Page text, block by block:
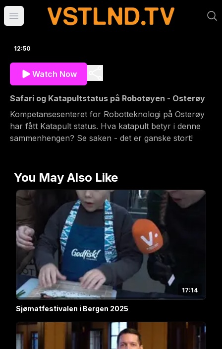
Open main menu
12:50
Watch Now
Safari og Katapultstatus på Robotøyen - Osterøy
Kompetansesenteret for Robotteknologi på Osterøy
har fått Katapult status. Hva katapult betyr i denne
sammenhengen? Se saken - det er ganske stort!
You May Also Like
17:14
Sjømatfestivalen i Bergen 2025